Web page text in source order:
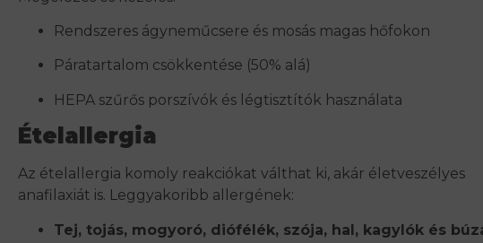
Rendszeres ágyneműcsere és mosás magas hőfokon
Páratartalom csökkentése (50% alá)
HEPA szűrős porszívók és légtisztítók használata
Ételallergia
Az ételallergia komoly reakciókat válthat ki, akár életveszélyes
anafilaxiát is. Leggyakoribb allergének:
Tej, tojás, mogyoró, diófélék, szója, hal, kagylók és